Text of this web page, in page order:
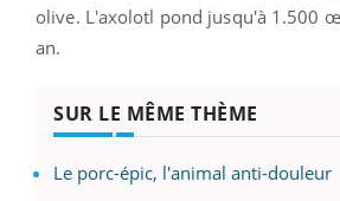
olive. L'axolotl pond jusqu'à 1.500
an.
SUR LE MÊME THÈME
Le porc-épic, l'animal anti-douleur